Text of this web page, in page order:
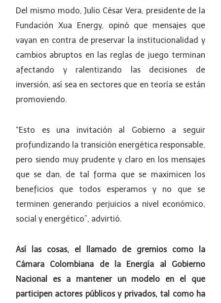
Del mismo modo, Julio César Vera, presidente de la
Fundación Xua Energy, opinó que mensajes que
vayan en contra de preservar la institucionalidad y
cambios abruptos en las reglas de juego terminan
afectando y ralentizando las decisiones de
inversión, así sea en sectores que en teoría se están
promoviendo.
“Esto es una invitación al Gobierno a seguir
profundizando la transición energética responsable,
pero siendo muy prudente y claro en los mensajes
que se dan, de tal forma que se maximicen los
beneficios que todos esperamos y no que se
terminen generando perjuicios a nivel económico,
social y energético”, advirtió.
Así las cosas, el llamado de gremios como la
Cámara Colombiana de la Energía al Gobierno
Nacional es a mantener un modelo en el que
participen actores públicos y privados, tal como ha